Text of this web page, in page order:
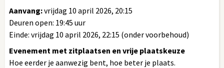
Aanvang:vrijdag 10 april 2026, 20:15
Deuren open: 19:45 uur
Einde: vrijdag 10 april 2026, 22:15 (onder voorbehoud)
Evenement met zitplaatsen en vrije plaatskeuze
Hoe eerder je aanwezig bent, hoe beter je plaats.